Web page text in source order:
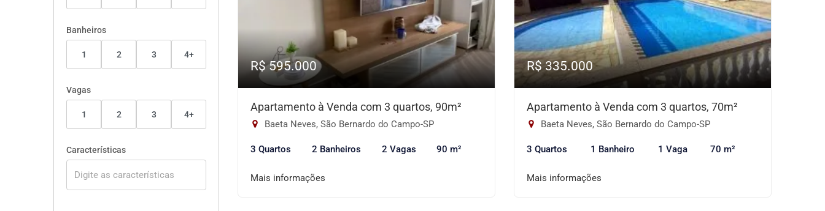
Banheiros
1 2 3 4+
Vagas
1 2 3 4+
Características
R$ 595.000
Apartamento à Venda com 3 quartos, 90m²
Baeta Neves, São Bernardo do Campo-SP
3 Quartos 2 Banheiros 2 Vagas 90 m²
Mais informações
R$ 335.000
Apartamento à Venda com 3 quartos, 70m²
Baeta Neves, São Bernardo do Campo-SP
3 Quartos 1 Banheiro 1 Vaga 70 m²
Mais informações